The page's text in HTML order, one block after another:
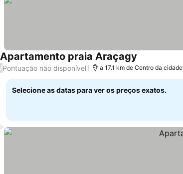
Apartamento praia Araçagy
/Pontuação não disponível a 17.1 km de Centro da cidade
Selecione as datas para ver os preços exatos.